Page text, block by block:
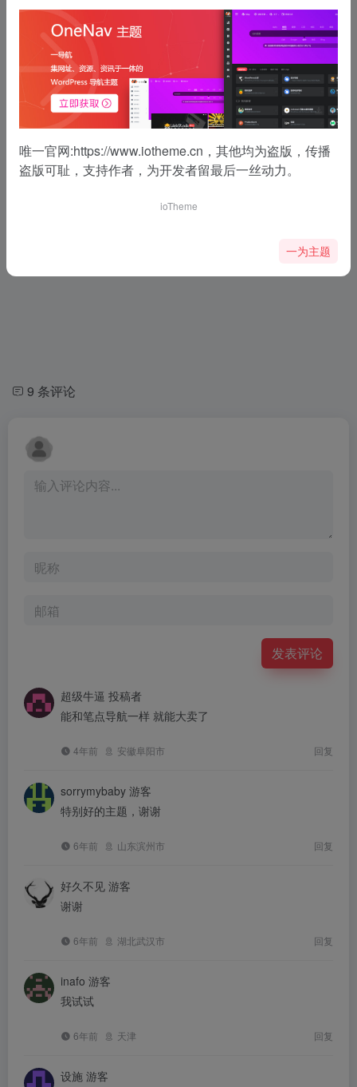
9 条评论
发表评论
超级牛逼 投稿者
能和笔点导航一样 就能大卖了
4年前 安徽阜阳市 回复
sorrymybaby 游客
特别好的主题，谢谢
6年前 山东滨州市 回复
好久不见 游客
谢谢
6年前 湖北武汉市 回复
inafo 游客
我试试
6年前 天津 回复
设施 游客
唯一官网:https://www.iotheme.cn ，其他均为盗版，传播
盗版可耻，支持作者，为开发者留最后一丝动力。
ioTheme
一为主题